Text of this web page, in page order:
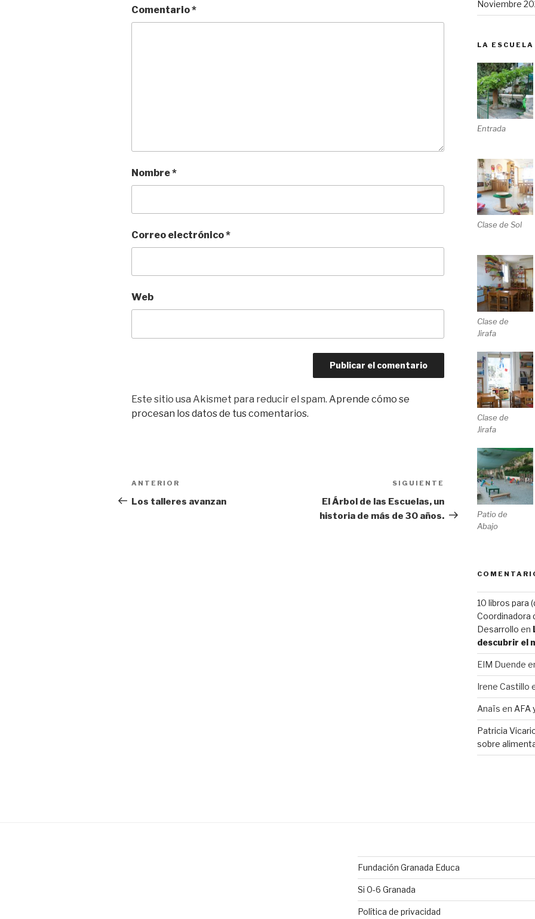
Comentario*
Nombre*
Correo electrónico*
Web
Este sitio usa Akismet para reducir el spam. Aprende cómo se
procesan los datos de tus comentarios.
Navegación
de
Entrada
anterior:
ANTERIOR
Los talleres avanzan
Siguiente
entrada
SIGUIENTE
El Árbol de las Escuelas, un
historia de más de 30 años.
Noviembre
LA ESCUELA
Entrada
Clase de Sol
Clase de
Jirafa
Clase de
Jirafa
Patio de
Abajo
10 libros para
Coordinadora
Desarrollo en
descubrir el
EIM Duende
Irene Castillo
Anaïs en AFA
Patricia
sobre
Fundación Granada Educa
Si 0-6 Granada
Política de privacidad